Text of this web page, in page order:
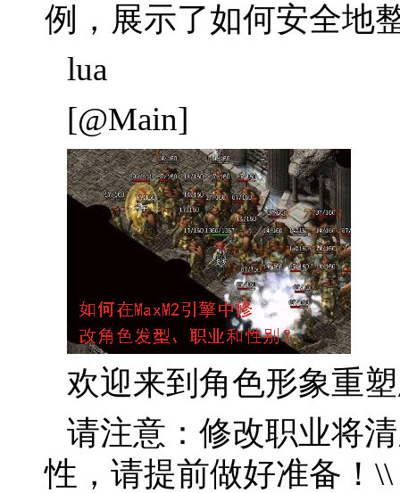
例，展示了如何安全地
lua
[@Main]
欢迎来到角色形象重
请注意：修改职业将
性，请提前做好准备！\\